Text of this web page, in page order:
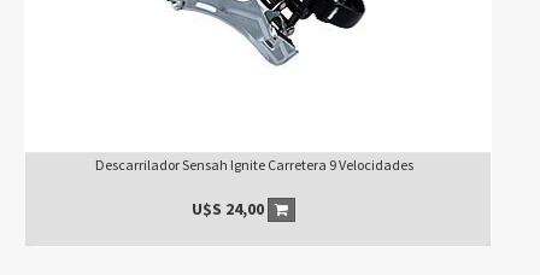
Descarrilador Sensah Ignite Carretera 9 Velocidades
U$S 24,00